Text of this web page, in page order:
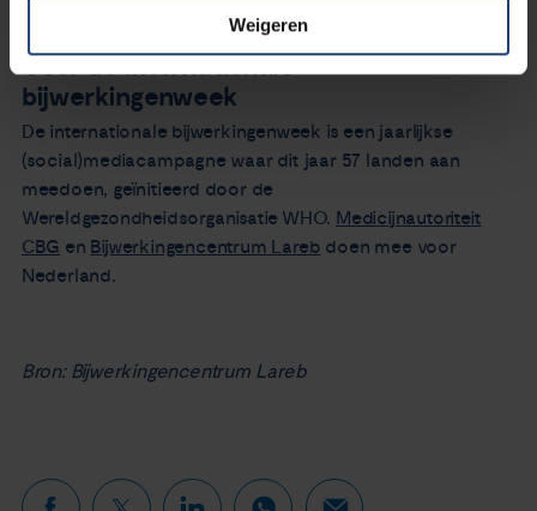
Weigeren
Over de internationale
bijwerkingenweek
De internationale bijwerkingenweek is een jaarlijkse
(social)mediacampagne waar dit jaar 57 landen aan
meedoen, geïnitieerd door de
Wereldgezondheidsorganisatie WHO. Medicijnautoriteit
CBG en Bijwerkingencentrum Lareb doen mee voor
Nederland.
Bron: Bijwerkingencentrum Lareb